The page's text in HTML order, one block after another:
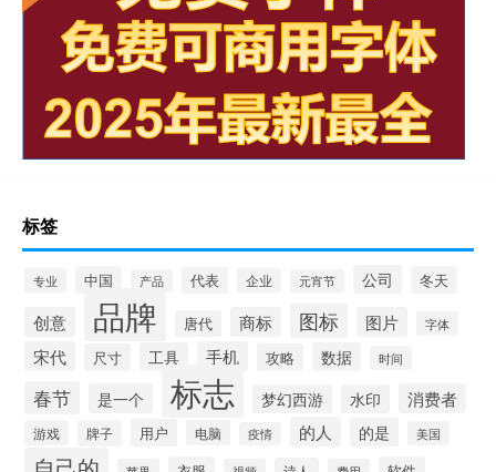
标签
专业 中国 产品 代表 企业 元宵节 公司 冬天
创意 品牌 唐代 商标 图标 图片 字体
宋代 尺寸 工具 手机 攻略 数据 时间
春节 是一个 标志 梦幻西游 水印 消费者
游戏 牌子 用户 电脑 疫情 的人 的是 美国